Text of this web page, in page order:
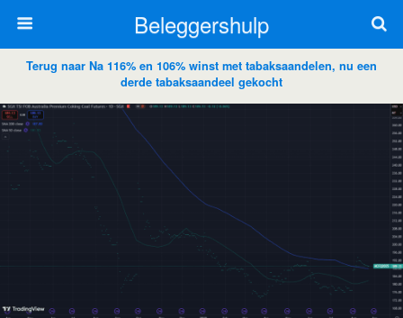
Beleggershulp
Terug naar Na 116% en 106% winst met tabaksaandelen, nu een
derde tabaksaandeel gekocht